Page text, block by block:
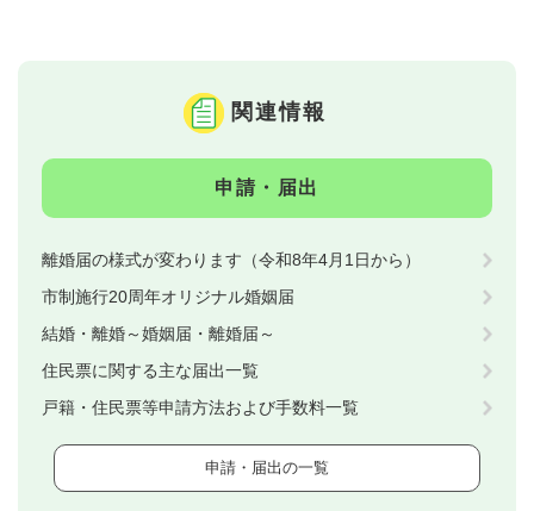
関連情報
申請・届出
離婚届の様式が変わります（令和8年4月1日から）
市制施行20周年オリジナル婚姻届
結婚・離婚～婚姻届・離婚届～
住民票に関する主な届出一覧
戸籍・住民票等申請方法および手数料一覧
申請・届出の一覧